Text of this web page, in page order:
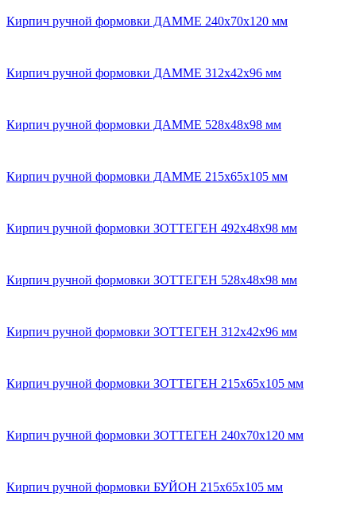
Кирпич ручной формовки ДАММЕ 240x70x120 мм
Кирпич ручной формовки ДАММЕ 312х42х96 мм
Кирпич ручной формовки ДАММЕ 528х48х98 мм
Кирпич ручной формовки ДАММЕ 215x65x105 мм
Кирпич ручной формовки ЗОТТЕГЕН 492x48x98 мм
Кирпич ручной формовки ЗОТТЕГЕН 528х48х98 мм
Кирпич ручной формовки ЗОТТЕГЕН 312х42х96 мм
Кирпич ручной формовки ЗОТТЕГЕН 215х65х105 мм
Кирпич ручной формовки ЗОТТЕГЕН 240x70x120 мм
Кирпич ручной формовки БУЙОН 215х65х105 мм